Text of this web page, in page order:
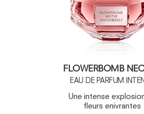
FLOWERBOMB
EAU DE PARFUM
Une intense
fleurs enivrantes